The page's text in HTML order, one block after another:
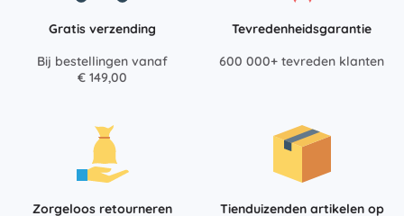
Gratis verzending
Bij bestellingen vanaf
€ 149,00
Tevredenheidsgarantie
600 000+ tevreden klanten
Zorgeloos retourneren
Tienduizenden artikelen op